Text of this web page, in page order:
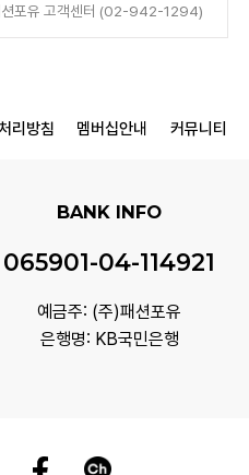
포유 고객센터 (02-942-1294)
리방침 멤버십안내 커뮤니티
BANK INFO
065901-04-114921
예금주: (주)패션포유
은행명: KB국민은행